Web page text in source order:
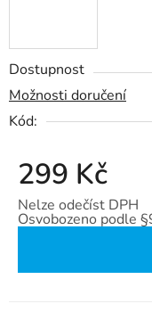
Dostupnost
Možnosti doručení
Kód:
299 Kč
Nelze odečíst DPH
Osvobozeno podle